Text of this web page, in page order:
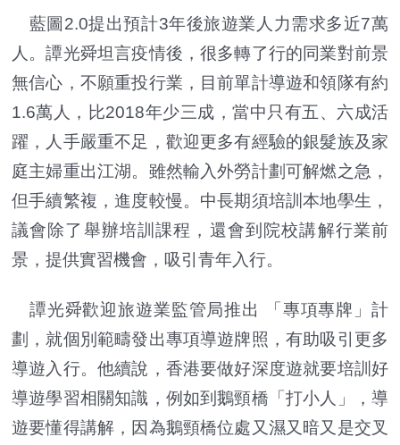
藍圖2.0提出預計3年後旅遊業人力需求多近7萬
人。譚光舜坦言疫情後，很多轉了行的同業對前景
無信心，不願重投行業，目前單計導遊和領隊有約
1.6萬人，比2018年少三成，當中只有五、六成活
躍，人手嚴重不足，歡迎更多有經驗的銀髮族及家
庭主婦重出江湖。雖然輸入外勞計劃可解燃之急，
但手續繁複，進度較慢。中長期須培訓本地學生，
議會除了舉辦培訓課程，還會到院校講解行業前
景，提供實習機會，吸引青年入行。
譚光舜歡迎旅遊業監管局推出 「專項專牌」計
劃，就個別範疇發出專項導遊牌照，有助吸引更多
導遊入行。他續說，香港要做好深度遊就要培訓好
導遊學習相關知識，例如到鵝頸橋「打小人」，導
遊要懂得講解，因為鵝頸橋位處又濕又暗又是交叉